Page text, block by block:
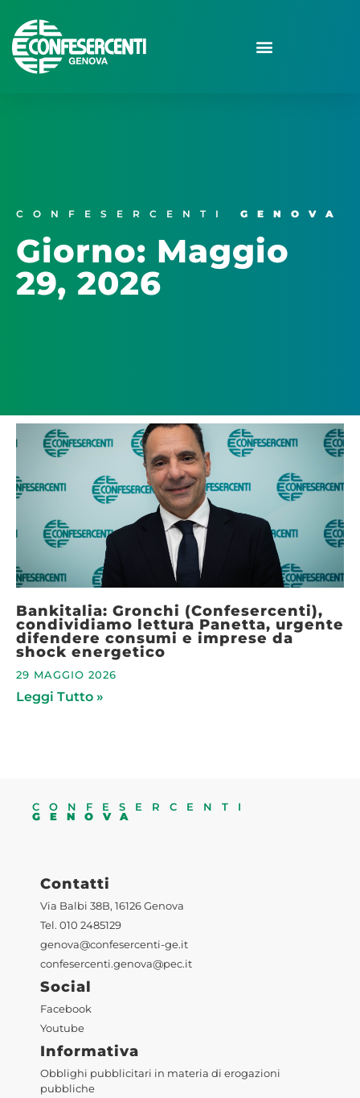
CONFESERCENTI GENOVA
Giorno: Maggio
29, 2026
Bankitalia: Gronchi (Confesercenti),
condividiamo lettura Panetta, urgente
difendere consumi e imprese da
shock energetico
29 MAGGIO 2026
Leggi Tutto »
CONFESERCENTI
GENOVA
Contatti
Via Balbi 38B, 16126 Genova
Tel. 010 2485129
genova@confesercenti-ge.it
confesercenti.genova@pec.it
Social
Facebook
Youtube
Informativa
Obblighi pubblicitari in materia di erogazioni
pubbliche